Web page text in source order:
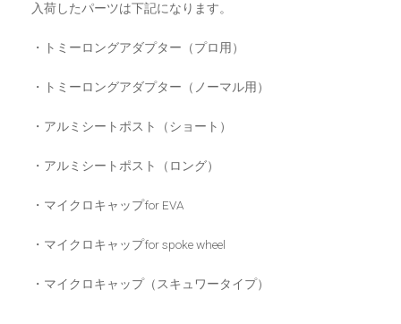
入荷したパーツは下記になります。
・トミーロングアダプター（プロ用）
・トミーロングアダプター（ノーマル用）
・アルミシートポスト（ショート）
・アルミシートポスト（ロング）
・マイクロキャップfor EVA
・マイクロキャップfor spoke wheel
・マイクロキャップ（スキュワータイプ）